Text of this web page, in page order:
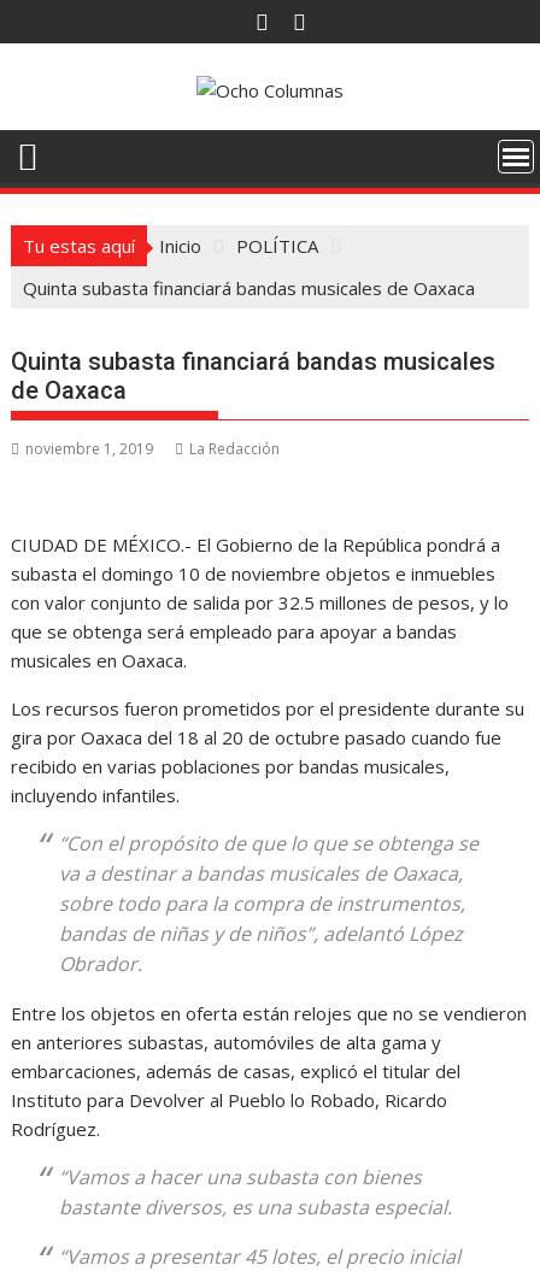
al
Tu estas aquí Inicio
POLÍTICA
Quinta subasta financiará bandas musicales de Oaxaca
Quinta subasta financiará bandas musicales
de Oaxaca
noviembre 1, 2019 La Redacción
CIUDAD DE MÉXICO.- El Gobierno de la República pondrá a
subasta el domingo 10 de noviembre objetos e inmuebles
con valor conjunto de salida por 32.5 millones de pesos, y lo
que se obtenga será empleado para apoyar a bandas
musicales en Oaxaca.
Los recursos fueron prometidos por el presidente durante su
gira por Oaxaca del 18 al 20 de octubre pasado cuando fue
recibido en varias poblaciones por bandas musicales,
incluyendo infantiles.
“Con el propósito de que lo que se obtenga se
va a destinar a bandas musicales de Oaxaca,
sobre todo para la compra de instrumentos,
bandas de niñas y de niños”, adelantó López
Obrador.
Entre los objetos en oferta están relojes que no se vendieron
en anteriores subastas, automóviles de alta gama y
embarcaciones, además de casas, explicó el titular del
Instituto para Devolver al Pueblo lo Robado, Ricardo
Rodríguez.
“Vamos a hacer una subasta con bienes
bastante diversos, es una subasta especial.
“Vamos a presentar 45 lotes, el precio inicial